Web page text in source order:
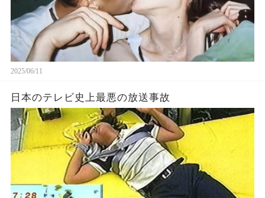
2025/06/11
日本のテレビ史上最悪の放送事故